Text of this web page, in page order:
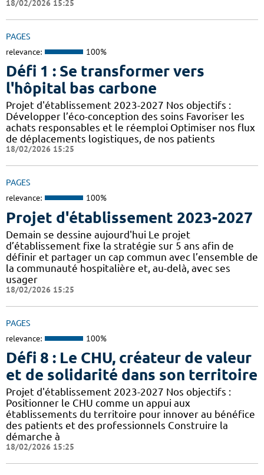
18/02/2026 15:25
PAGES
relevance: 100%
Défi 1 : Se transformer vers
l'hôpital bas carbone
Projet d'établissement 2023-2027 Nos objectifs :
Développer l’éco-conception des soins Favoriser les
achats responsables et le réemploi Optimiser nos flux
de déplacements logistiques, de nos patients
18/02/2026 15:25
PAGES
relevance: 100%
Projet d'établissement 2023-2027
Demain se dessine aujourd'hui Le projet
d’établissement fixe la stratégie sur 5 ans afin de
définir et partager un cap commun avec l’ensemble de
la communauté hospitalière et, au-delà, avec ses
usager
18/02/2026 15:25
PAGES
relevance: 100%
Défi 8 : Le CHU, créateur de valeur
et de solidarité dans son territoire
Projet d'établissement 2023-2027 Nos objectifs :
Positionner le CHU comme un appui aux
établissements du territoire pour innover au bénéfice
des patients et des professionnels Construire la
démarche à
18/02/2026 15:25